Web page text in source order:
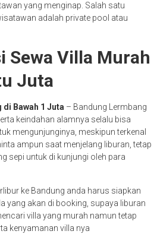
yang menginap. Salah satu
adalah private pool atau
Sewa Villa Murah
Juta
di Bawah 1 Juta – Bandung Lermbang
keindahan alamnya selalu bisa
mengunjunginya, meskipun terkenal
ampun saat menjelang liburan, tetap
sepi untuk di kunjungi oleh para
ke Bandung anda harus siapkan
yang akan di booking, supaya liburan
villa yang murah namun tetap
kenyamanan villa nya